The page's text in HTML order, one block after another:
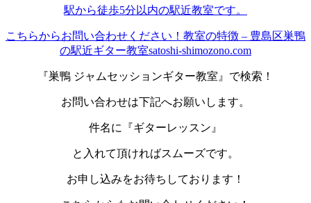
駅から徒歩5分以内の駅近教室です。
こちらからお問い合わせください！ 教室の特徴 – 豊島区巣鴨
の駅近ギター教室satoshi-shimozono.com
『巣鴨 ジャムセッションギター教室』で検索！
お問い合わせは下記へお願いします。
件名に『ギターレッスン』
と入れて頂ければスムーズです。
お申し込みをお待ちしております！